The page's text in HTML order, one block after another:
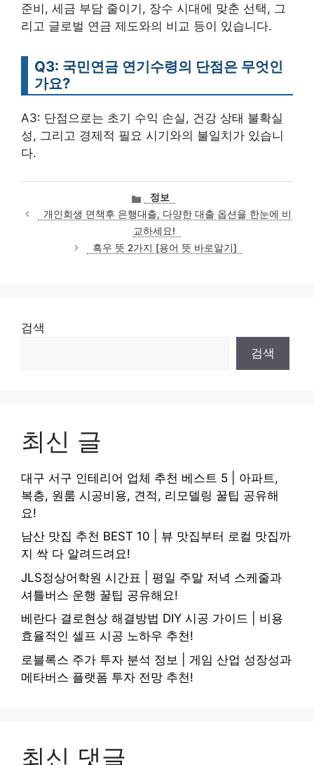
준비, 세금 부담 줄이기, 장수 시대에 맞춘 선택, 그
리고 글로벌 연금 제도와의 비교 등이 있습니다.
Q3: 국민연금 연기수령의 단점은 무엇인
가요?
A3: 단점으로는 초기 수익 손실, 건강 상태 불확실
성, 그리고 경제적 필요 시기와의 불일치가 있습니
다.
카
테
고
리
정보
개인회생 면책후 은행대출, 다양한 대출 옵션을 한눈에 비
교하세요!
흑우 뜻 2가지 [용어 뜻 바로알기]
검색
검색
최신 글
대구 서구 인테리어 업체 추천 베스트 5 | 아파트,
복층, 원룸 시공비용, 견적, 리모델링 꿀팁 공유해
요!
남산 맛집 추천 BEST 10 | 뷰 맛집부터 로컬 맛집까
지 싹 다 알려드려요!
JLS정상어학원 시간표 | 평일 주말 저녁 스케줄과
셔틀버스 운행 꿀팁 공유해요!
베란다 결로현상 해결방법 DIY 시공 가이드 | 비용
효율적인 셀프 시공 노하우 추천!
로블록스 주가 투자 분석 정보 | 게임 산업 성장성과
메타버스 플랫폼 투자 전망 추천!
최신 댓글